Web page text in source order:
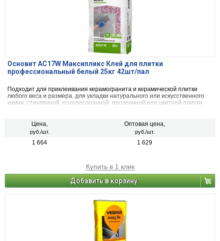
Основит AC17W Максипликс Клей для плитки
профессиональный белый 25кг 42шт/пал
Подходит для приклеивания керамогранита и керамической плитки
любого веса и размера, для укладки натурального или искусственного
камня, стеклянной, полупрозрачной, прозрачной или цветной плитки.
террасами, балконами, фасадами здания и цоколями, подвалами,
каминами, бассейнами и искусственными водоемами.
Цена,
руб./шт.
Оптовая цена,
руб./шт.
1 664 1 629
Купить в 1 клик
Добавить в корзину